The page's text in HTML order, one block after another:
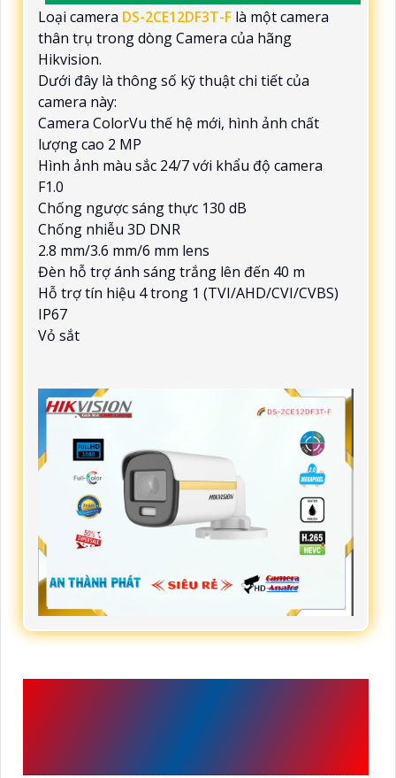
Loại camera DS-2CE12DF3T-F là một camera
thân trụ trong dòng Camera của hãng
Hikvision.
Dưới đây là thông số kỹ thuật chi tiết của
camera này:
Camera ColorVu thế hệ mới, hình ảnh chất
lượng cao 2 MP
Hình ảnh màu sắc 24/7 với khẩu độ camera
F1.0
Chống ngược sáng thực 130 dB
Chống nhiễu 3D DNR
2.8 mm/3.6 mm/6 mm lens
Đèn hỗ trợ ánh sáng trắng lên đến 40 m
Hỗ trợ tín hiệu 4 trong 1 (TVI/AHD/CVI/CVBS)
IP67
Vỏ sắt